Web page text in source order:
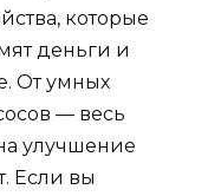
которые
деньги и
От умных
— весь
улучшение
Если вы